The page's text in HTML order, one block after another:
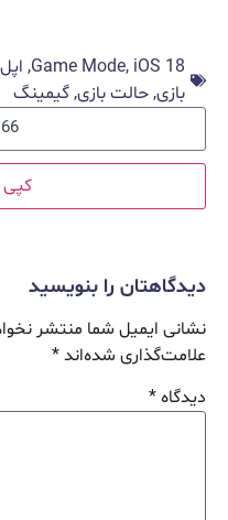
Game Mode,iOS 18
,اپل ,
بازی,حالت بازی,گیمینگ
کپی
دیدگاهتان را بنویسید
نشانی ایمیل شما منتشر
علامت‌گذاری شده‌اند*
دیدگاه*